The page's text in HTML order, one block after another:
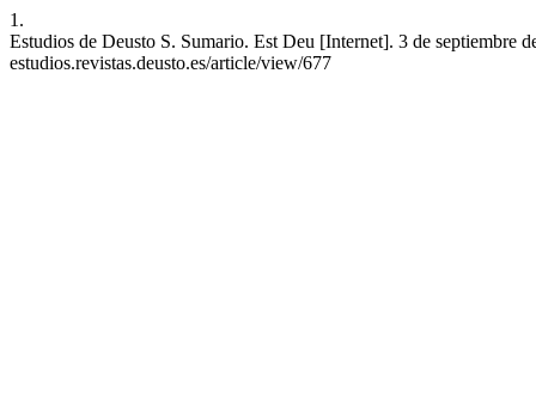
1.
Estudios de Deusto S. Sumario. Est Deu [Internet]. 3 de septiembre
estudios.revistas.deusto.es/article/view/677